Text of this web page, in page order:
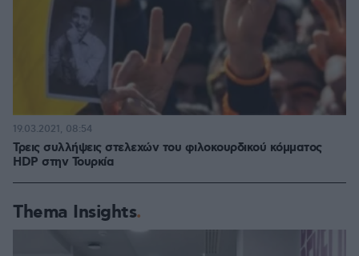
Τρεις συλλήψεις στελεχών του φιλοκουρδικού κόμματος
HDP στην Τουρκία
19.03.2021, 08:54
Thema Insights